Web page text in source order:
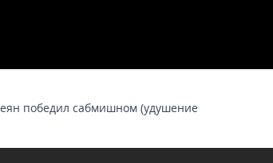
победил сабмишном (удушение